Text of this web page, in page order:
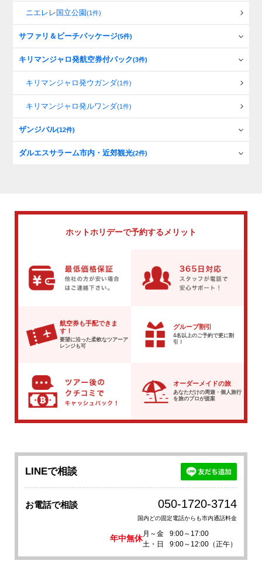
ニエレレ国立公園(1件)
サファリ＆ビーチパッケージ(5件)
キリマンジャロ発航空券付パック(3件)
キリマンジャロ発ウガンダ(1件)
キリマンジャロ発ルワンダ(1件)
ザンジバル(12件)
ダルエスサラーム市内・近郊観光(2件)
ホットホリデーで予約するメリット
航空券も手配できま
す！
要望に沿った柔軟なツアーア
レンジも可
グループ割引
4名以上のご予約で更に割
引！
オーダーメイドの旅
あなただけの周遊・個人旅行
を旅のプロが提案
LINEで相談
お電話で相談 050-1720-3714
国内どの固定電話からも市内通話料金
年中無休
月～金
9:00～17:00
土・日
9:00～12:00（正午）